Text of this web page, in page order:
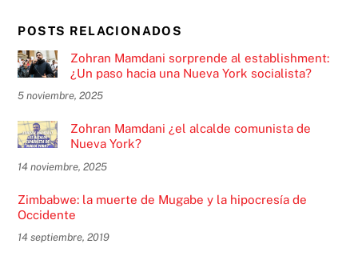
POSTS RELACIONADOS
Zohran Mamdani sorprende al establishment:
¿Un paso hacia una Nueva York socialista?
5 noviembre, 2025
Zohran Mamdani ¿el alcalde comunista de
Nueva York?
14 noviembre, 2025
Zimbabwe: la muerte de Mugabe y la hipocresía de
Occidente
14 septiembre, 2019